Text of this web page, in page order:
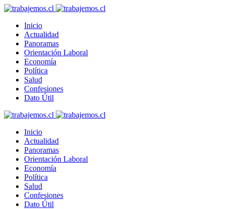
Inicio
Actualidad
Panoramas
Orientación Laboral
Economía
Política
Salud
Confesiones
Dato Útil
Inicio
Actualidad
Panoramas
Orientación Laboral
Economía
Política
Salud
Confesiones
Dato Útil